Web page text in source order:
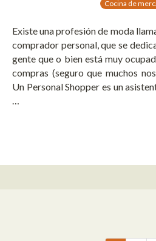
Cocina de
Existe una profesión de moda
comprador personal, que se
gente que o bien está muy
compras (seguro que muchos
Un Personal Shopper es un
…